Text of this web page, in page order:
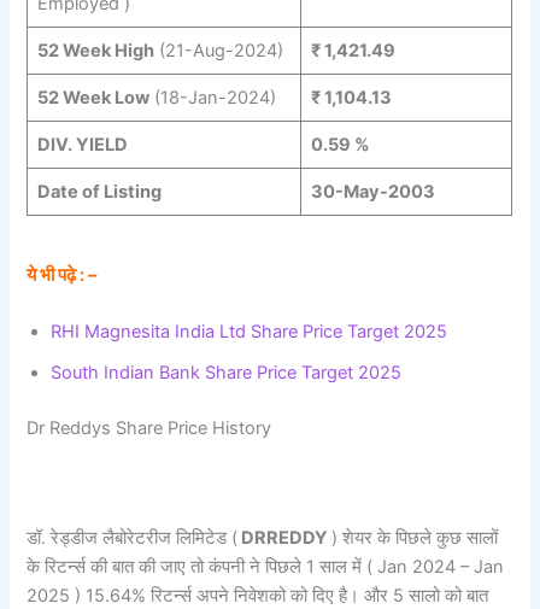
52 Week High(21-Aug-2024) ₹ 1,421.49
52 Week Low(18-Jan-2024) ₹ 1,104.13
DIV. YIELD 0.59 %
Date of Listing 30-May-2003
ये भी पढ़े : –
RHI Magnesita India Ltd Share Price Target 2025
South Indian Bank Share Price Target 2025
Dr Reddys Share Price History
डॉ. रेड्डीज लैबोरेटरीज लिमिटेड ( DRREDDY ) शेयर के पिछले कुछ सालों
के रिटर्न्स की बात की जाए तो कंपनी ने पिछले 1 साल में ( Jan 2024 – Jan
2025 ) 15.64% रिटर्न्स अपने निवेशको को दिए है। और 5 सालो को बात